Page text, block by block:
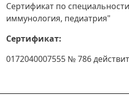
Сертификат по
иммунология, педиатрия"
Сертификат:
0172040007555 № 786